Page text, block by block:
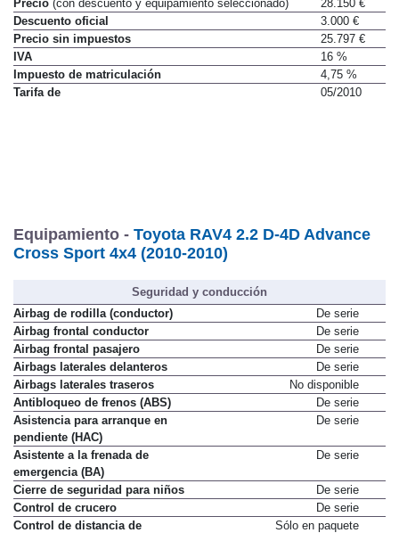
Precio (con descuento y equipamiento seleccionado)
28.150 €
Descuento oficial
3.000 €
Precio sin impuestos
25.797 €
IVA
16 %
Impuesto de matriculación
4,75 %
Tarifa de
05/2010
Equipamiento - Toyota RAV4 2.2 D-4D Advance
Cross Sport 4x4 (2010-2010)
Seguridad y conducción
Airbag de rodilla (conductor)
De serie
Airbag frontal conductor
De serie
Airbag frontal pasajero
De serie
Airbags laterales delanteros
De serie
Airbags laterales traseros
No disponible
Antibloqueo de frenos (ABS)
De serie
Asistencia para arranque en
pendiente (HAC)
De serie
Asistente a la frenada de
emergencia (BA)
De serie
Cierre de seguridad para niños
De serie
Control de crucero
De serie
Control de distancia de
Sólo en paquete